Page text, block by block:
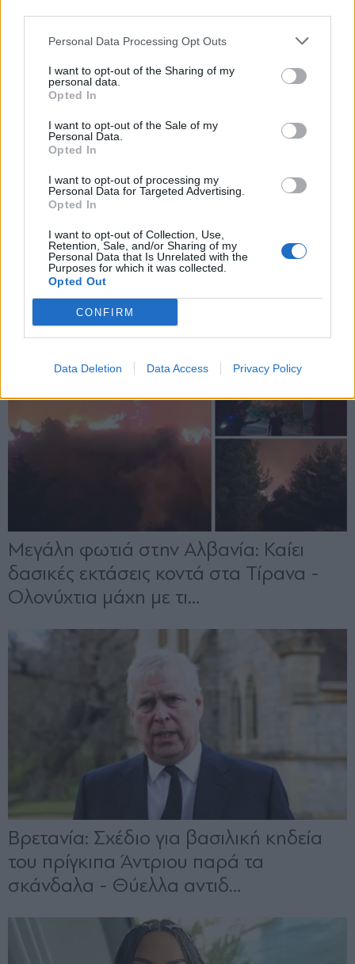
Personal Data Processing Opt Outs
I want to opt-out of the Sharing of my
personal data.
Opted In
I want to opt-out of the Sale of my
Personal Data.
Opted In
I want to opt-out of processing my
Personal Data for Targeted Advertising.
Opted In
I want to opt-out of Collection, Use,
Retention, Sale, and/or Sharing of my
Personal Data that Is Unrelated with the
Purposes for which it was collected.
Opted Out
CONFIRM
Data Deletion Data Access Privacy Policy
Αποδέχομαι τους
και την πολιτική απορρήτου
X